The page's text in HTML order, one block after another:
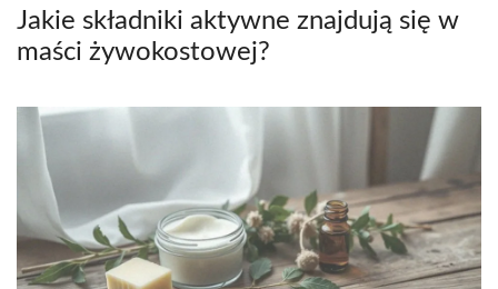
Jakie składniki aktywne znajdują się w
maści żywokostowej?